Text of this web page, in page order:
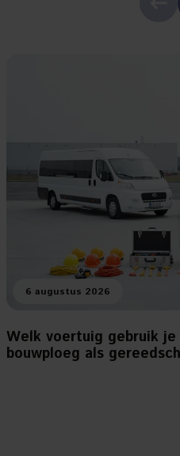
6 augustus 2026
Welk voertuig gebruik
bouwploeg als